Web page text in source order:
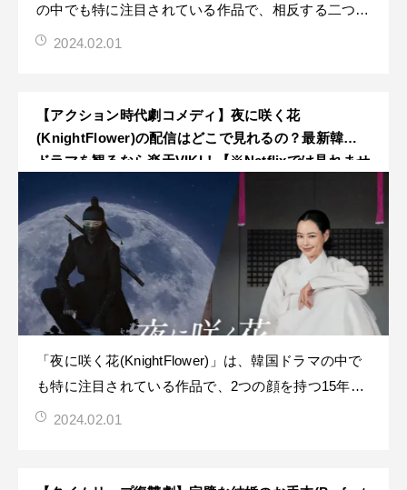
の中でも特に注目されている作品で、相反する二つの
人格を持つ男と、その男を愛した女の初々しい愛と強
2024.02.01
【アクション時代劇コメディ】夜に咲く花
(KnightFlower)の配信はどこで見れるの？最新韓国
ドラマを観るなら楽天VIKI！【※Netflixでは見れませ
「夜に咲く花(KnightFlower)」は、韓国ドラマの中で
も特に注目されている作品で、2つの顔を持つ15年目
の覆面未亡人の二重生活を描くアクション時代劇で
2024.02.01